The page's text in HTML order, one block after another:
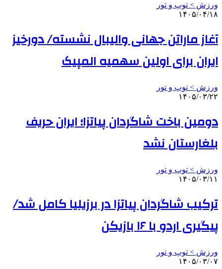
ورزش > توپ و تور
۱۴۰۵/۰۴/۱۸
آغاز ماراتن جهانی والیبال نشسته/ دورخیز
ایران برای اولین سهمیه المپیک
ورزش > توپ و تور
۱۴۰۵/۰۳/۲۲
دومین باخت شاگردان پیاتزا؛ ایران حریف
بلغارستان نشد
ورزش > توپ و تور
۱۴۰۵/۰۳/۱۱
ترکیب شاگردان پیاتزا در برزیلیا کامل شد/
پیگیری اردو با ۱۶ بازیکن
ورزش > توپ و تور
۱۴۰۵/۰۳/۰۷